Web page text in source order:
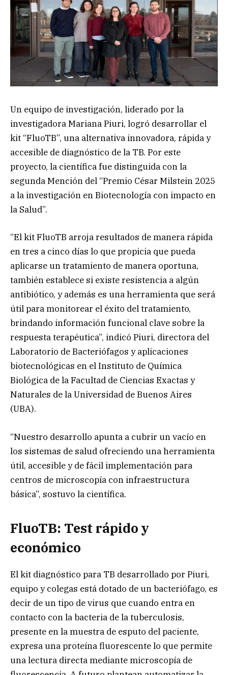
Un equipo de investigación, liderado por la
investigadora Mariana Piuri, logró desarrollar el
kit “FluoTB”, una alternativa innovadora, rápida y
accesible de diagnóstico de la TB. Por este
proyecto, la científica fue distinguida con la
segunda Mención del “Premio César Milstein 2025
a la investigación en Biotecnología con impacto en
la Salud”.
“El kit FluoTB arroja resultados de manera rápida
en tres a cinco días lo que propicia que pueda
aplicarse un tratamiento de manera oportuna,
también establece si existe resistencia a algún
antibiótico, y además es una herramienta que será
útil para monitorear el éxito del tratamiento,
brindando información funcional clave sobre la
respuesta terapéutica”, indicó Piuri, directora del
Laboratorio de Bacteriófagos y aplicaciones
biotecnológicas en el Instituto de Química
Biológica de la Facultad de Ciencias Exactas y
Naturales de la Universidad de Buenos Aires
(UBA).
“Nuestro desarrollo apunta a cubrir un vacío en
los sistemas de salud ofreciendo una herramienta
útil, accesible y de fácil implementación para
centros de microscopía con infraestructura
básica”, sostuvo la científica.
FluoTB: Test rápido y
económico
El kit diagnóstico para TB desarrollado por Piuri,
equipo y colegas está dotado de un bacteriófago, es
decir de un tipo de virus que cuando entra en
contacto con la bacteria de la tuberculosis,
presente en la muestra de esputo del paciente,
expresa una proteína fluorescente lo que permite
una lectura directa mediante microscopía de